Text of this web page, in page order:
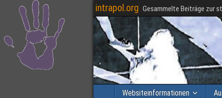
intrapol.org Gesammelte Beiträge zur
Websiteinformationen